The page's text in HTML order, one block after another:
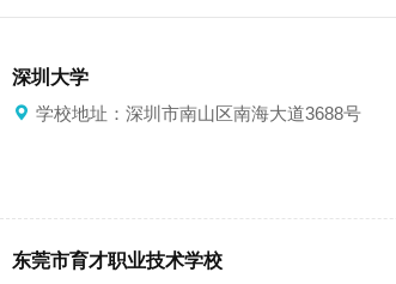
深圳大学
学校地址：深圳市南山区南海大道3688号
东莞市育才职业技术学校